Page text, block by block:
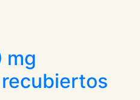
mg